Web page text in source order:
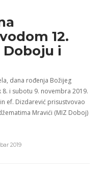
12.
i
dana rođenja Božijeg
8. i subotu 9. novembra 2019.
ef. Dizdarević prisustvovao
Mravići (MIZ Doboj)
2019